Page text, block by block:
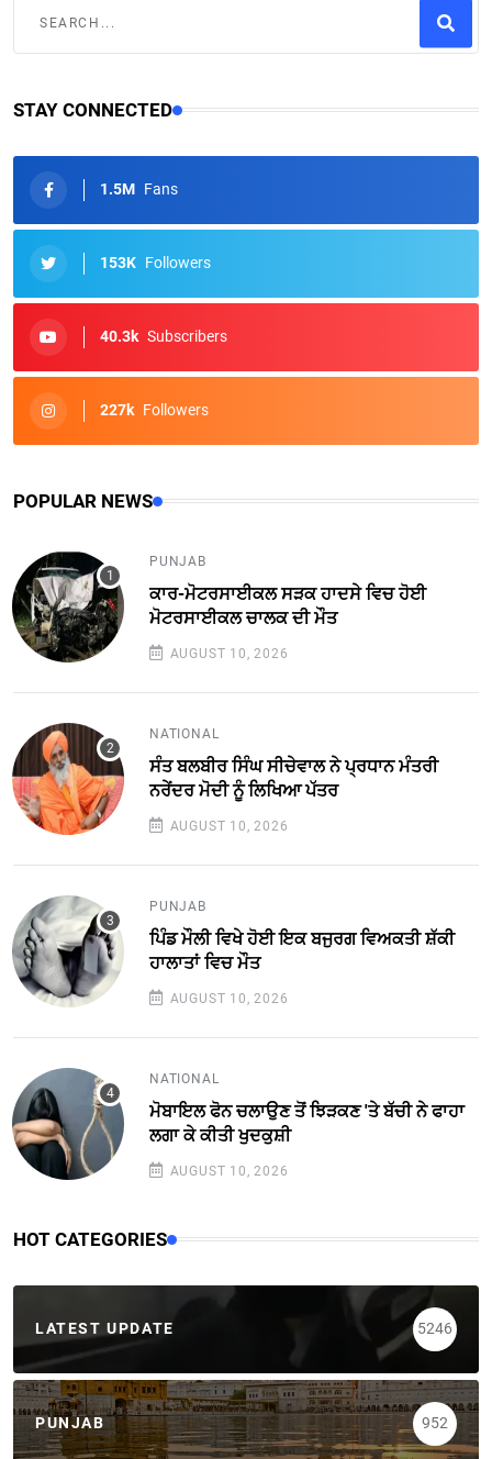
STAY CONNECTED
1.5M Fans
153K Followers
40.3k Subscribers
227k Followers
POPULAR NEWS
PUNJAB
ਕਾਰ-ਮੋਟਰਸਾਈਕਲ ਸੜਕ ਹਾਦਸੇ ਵਿਚ ਹੋਈ
ਮੋਟਰਸਾਈਕਲ ਚਾਲਕ ਦੀ ਮੌਤ
AUGUST 10, 2026
NATIONAL
ਸੰਤ ਬਲਬੀਰ ਸਿੰਘ ਸੀਚੇਵਾਲ ਨੇ ਪ੍ਰਧਾਨ ਮੰਤਰੀ
ਨਰੇਂਦਰ ਮੋਦੀ ਨੂੰ ਲਿਖਿਆ ਪੱਤਰ
AUGUST 10, 2026
PUNJAB
ਪਿੰਡ ਮੌਲੀ ਵਿਖੇ ਹੋਈ ਇਕ ਬਜੁਰਗ ਵਿਅਕਤੀ ਸ਼ੱਕੀ
ਹਾਲਾਤਾਂ ਵਿਚ ਮੌਤ
AUGUST 10, 2026
NATIONAL
ਮੋਬਾਇਲ ਫੋਨ ਚਲਾਉਣ ਤੋਂ ਝਿੜਕਣ 'ਤੇ ਬੱਚੀ ਨੇ ਫਾਹਾ
ਲਗਾ ਕੇ ਕੀਤੀ ਖੁਦਕੁਸ਼ੀ
AUGUST 10, 2026
HOT CATEGORIES
LATEST UPDATE 5246
PUNJAB 952